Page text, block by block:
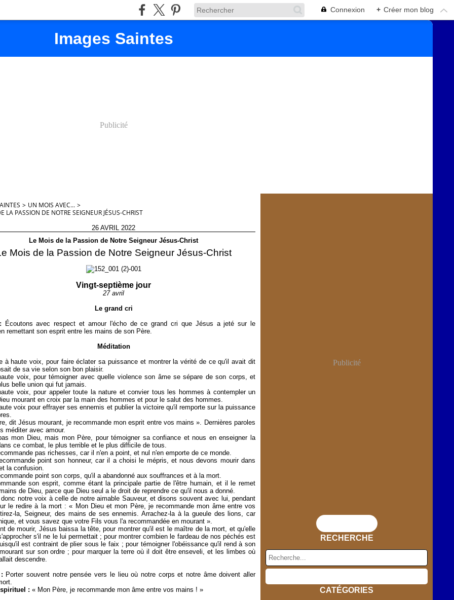
Connexion + Créer mon blog
Images Saintes
Publicité
> UN MOIS AVEC... >
LA PASSION DE NOTRE SEIGNEUR JÉSUS-CHRIST
26 AVRIL 2022
Le Mois de la Passion de Notre Seigneur Jésus-Christ
Mois de la Passion de Notre Seigneur Jésus-Christ
Vingt-septième jour
27 avril
Le grand cri
Écoutons avec respect et amour l'écho de ce grand cri que Jésus a jeté sur le
remettant son esprit entre les mains de son Père.
Méditation
à haute voix, pour faire éclater sa puissance et montrer la vérité de ce qu'il avait dit
de sa vie selon son bon plaisir.
voix, pour témoigner avec quelle violence son âme se sépare de son corps, et
belle union qui fut jamais.
voix, pour appeler toute la nature et convier tous les hommes à contempler un
mourant en croix par la main des hommes et pour le salut des hommes.
voix pour effrayer ses ennemis et publier la victoire qu'il remporte sur la puissance
dit Jésus mourant, je recommande mon esprit entre vos mains ». Dernières paroles
méditer avec amour.
mon Dieu, mais mon Père, pour témoigner sa confiance et nous en enseigner la
ce combat, le plus terrible et le plus difficile de tous.
pas richesses, car il n'en a point, et nul n'en emporte de ce monde.
point son honneur, car il a choisi le mépris, et nous devons mourir dans
la confusion.
point son corps, qu'il a abandonné aux souffrances et à la mort.
son esprit, comme étant la principale partie de l'être humain, et il le remet
de Dieu, parce que Dieu seul a le droit de reprendre ce qu'il nous a donné.
notre voix à celle de notre aimable Sauveur, et disons souvent avec lui, pendant
le redire à la mort : « Mon Dieu et mon Père, je recommande mon âme entre vos
la, Seigneur, des mains de ses ennemis. Arrachez-la à la gueule des lions, car
et vous savez que votre Fils vous l'a recommandée en mourant ».
de mourir, Jésus baissa la tête, pour montrer qu'il est le maître de la mort, et qu'elle
s'il ne le lui permettait ; pour montrer combien le fardeau de nos péchés est
est contraint de plier sous le faix ; pour témoigner l'obéissance qu'il rend à son
sur son ordre ; pour marquer la terre où il doit être enseveli, et les limbes où
descendre.
Porter souvent notre pensée vers le lieu où notre corps et notre âme doivent aller
: « Mon Père, je recommande mon âme entre vos mains ! »
Publicité
RECHERCHE
CATÉGORIES